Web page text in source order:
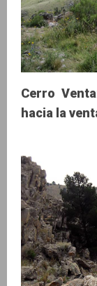
Cerro
hacia la